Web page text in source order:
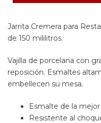
Jarrita Cremera para
de 150 mililitros.
Vajilla de porcelana con
reposición. Esmaltes
embellecen su mesa.
Esmalte de la
Resistente al